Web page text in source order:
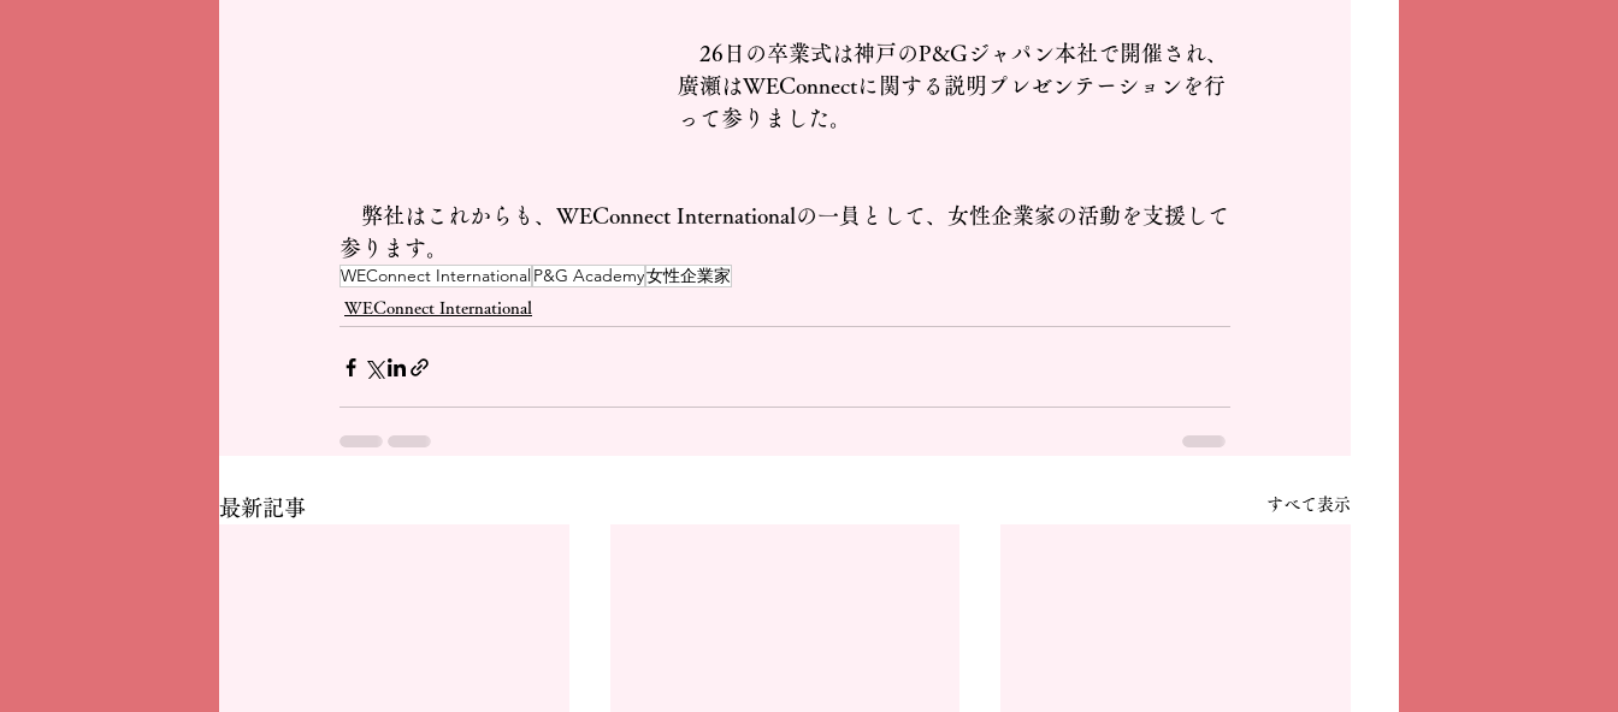
26日の卒業式は神戸のP&Gジャパン本社で開催され、
廣瀬はWEConnectに関する説明プレゼンテーションを行
って参りました。
弊社はこれからも、WEConnect Internationalの一員として、女性企業家の活動を支援して
参ります。
WEConnect InternationalP&G Academy女性企業家
WEConnect International
最新記事 すべて表示